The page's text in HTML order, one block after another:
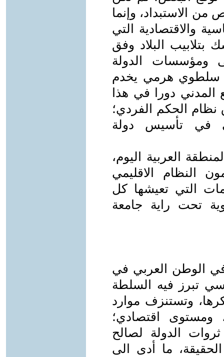
الاستبداد، وإنما
والاقتصادية التي
بتلابيب البلاد وفق
ومؤسسات الدولة
سلطوي هرمي يخدم
المدني دورا في هذا
نظام الحكم الفردي؛
في تأسيس دولة
العربية اليوم،
النظام الاقليمي
التي تعيشها كل
تحت راية جامعة
الوطن العربي في
تبرز فيه السلطة
وتستنزف موارد
ومستوى اقتصادي؛
الدولة لصالح
ما أدى الى